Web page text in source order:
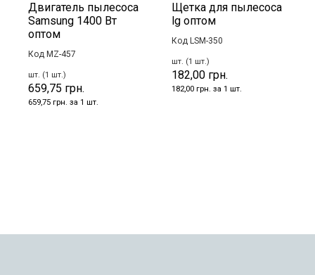
Двигатель пылесоса
Samsung 1400 Вт
оптом
Код MZ-457
шт. (1 шт.)
659,75 грн.
659,75 грн. за 1 шт.
Щетка для пылесоса
lg оптом
Код LSM-350
шт. (1 шт.)
182,00 грн.
182,00 грн. за 1 шт.